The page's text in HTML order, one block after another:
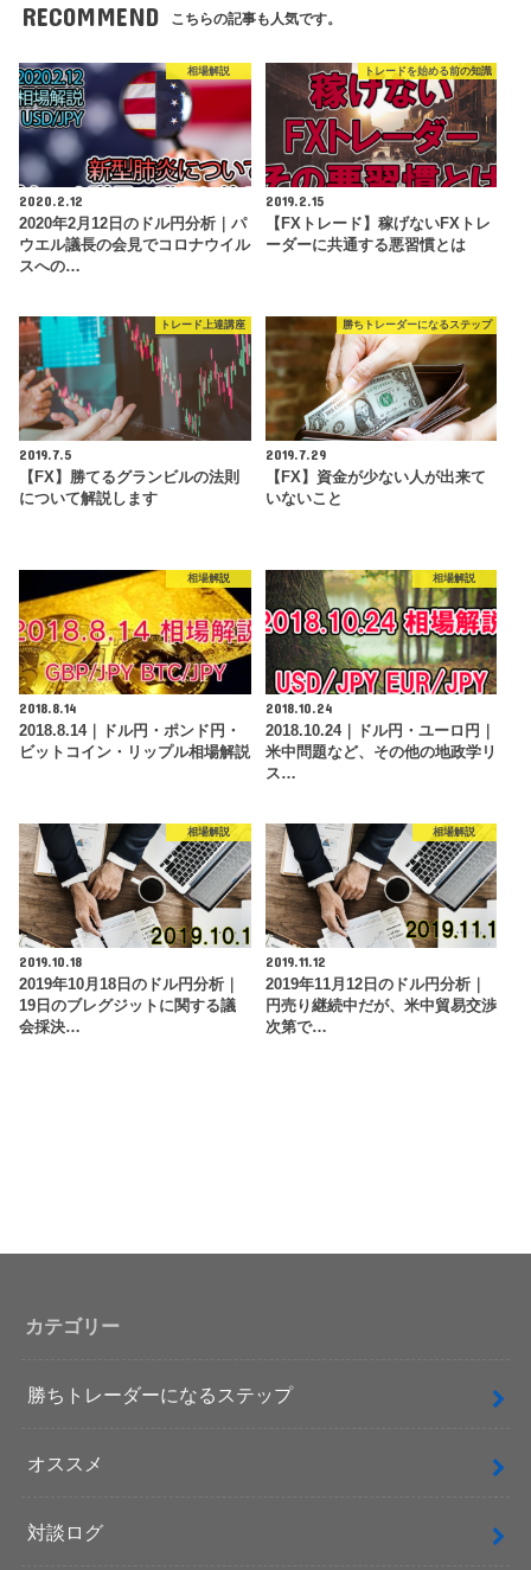
RECOMMEND こちらの記事も人気です。
相場解説
2020.2.12
2020年2月12日のドル円分析｜パ
ウエル議長の会見でコロナウイル
スへの…
トレードを始める前の知識
2019.2.15
【FXトレード】稼げないFXトレ
ーダーに共通する悪習慣とは
トレード上達講座
2019.7.5
【FX】勝てるグランビルの法則
について解説します
勝ちトレーダーになるステップ
2019.7.29
【FX】資金が少ない人が出来て
いないこと
相場解説
2018.8.14
2018.8.14｜ドル円・ポンド円・
ビットコイン・リップル相場解説
相場解説
2018.10.24
2018.10.24｜ドル円・ユーロ円｜
米中問題など、その他の地政学リ
ス…
相場解説
2019.10.18
2019年10月18日のドル円分析｜
19日のブレグジットに関する議
会採決…
相場解説
2019.11.12
2019年11月12日のドル円分析｜
円売り継続中だが、米中貿易交渉
次第で…
カテゴリー
勝ちトレーダーになるステップ
オススメ
対談ログ